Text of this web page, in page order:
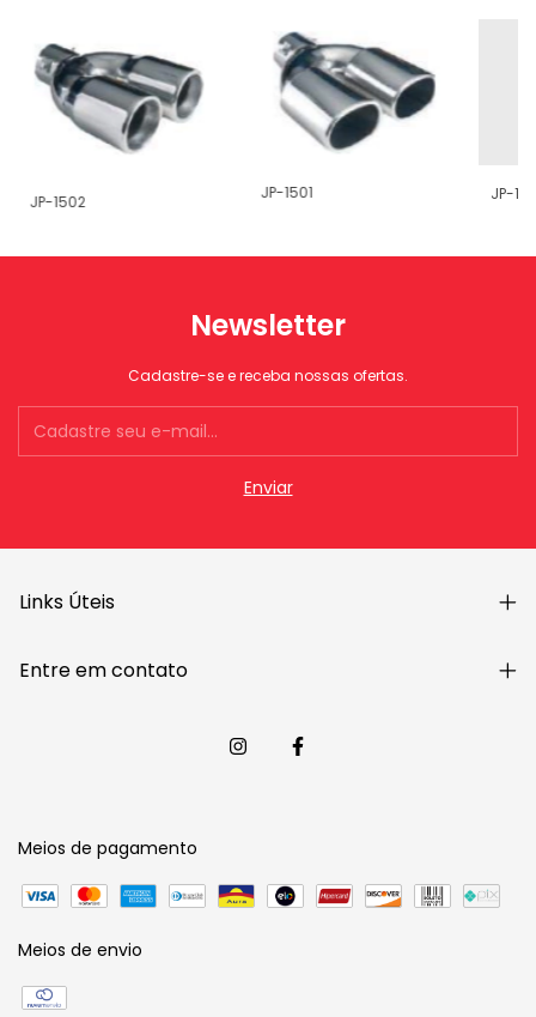
JP-1502 JP-1501 JP-
Newsletter
Cadastre-se e receba nossas ofertas.
Links Úteis
Entre em contato
Meios de pagamento
Meios de envio